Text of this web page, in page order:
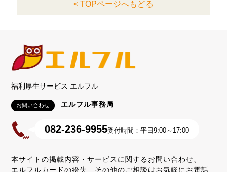
< TOPページへもどる
福利厚生サービス エルフル
お問い合わせ エルフル事務局
082-236-9955受付時間：平日9:00～17:00
本サイトの掲載内容・サービスに関するお問い合わせ、
エルフルカードの紛失、その他のご相談はお気軽にお電話